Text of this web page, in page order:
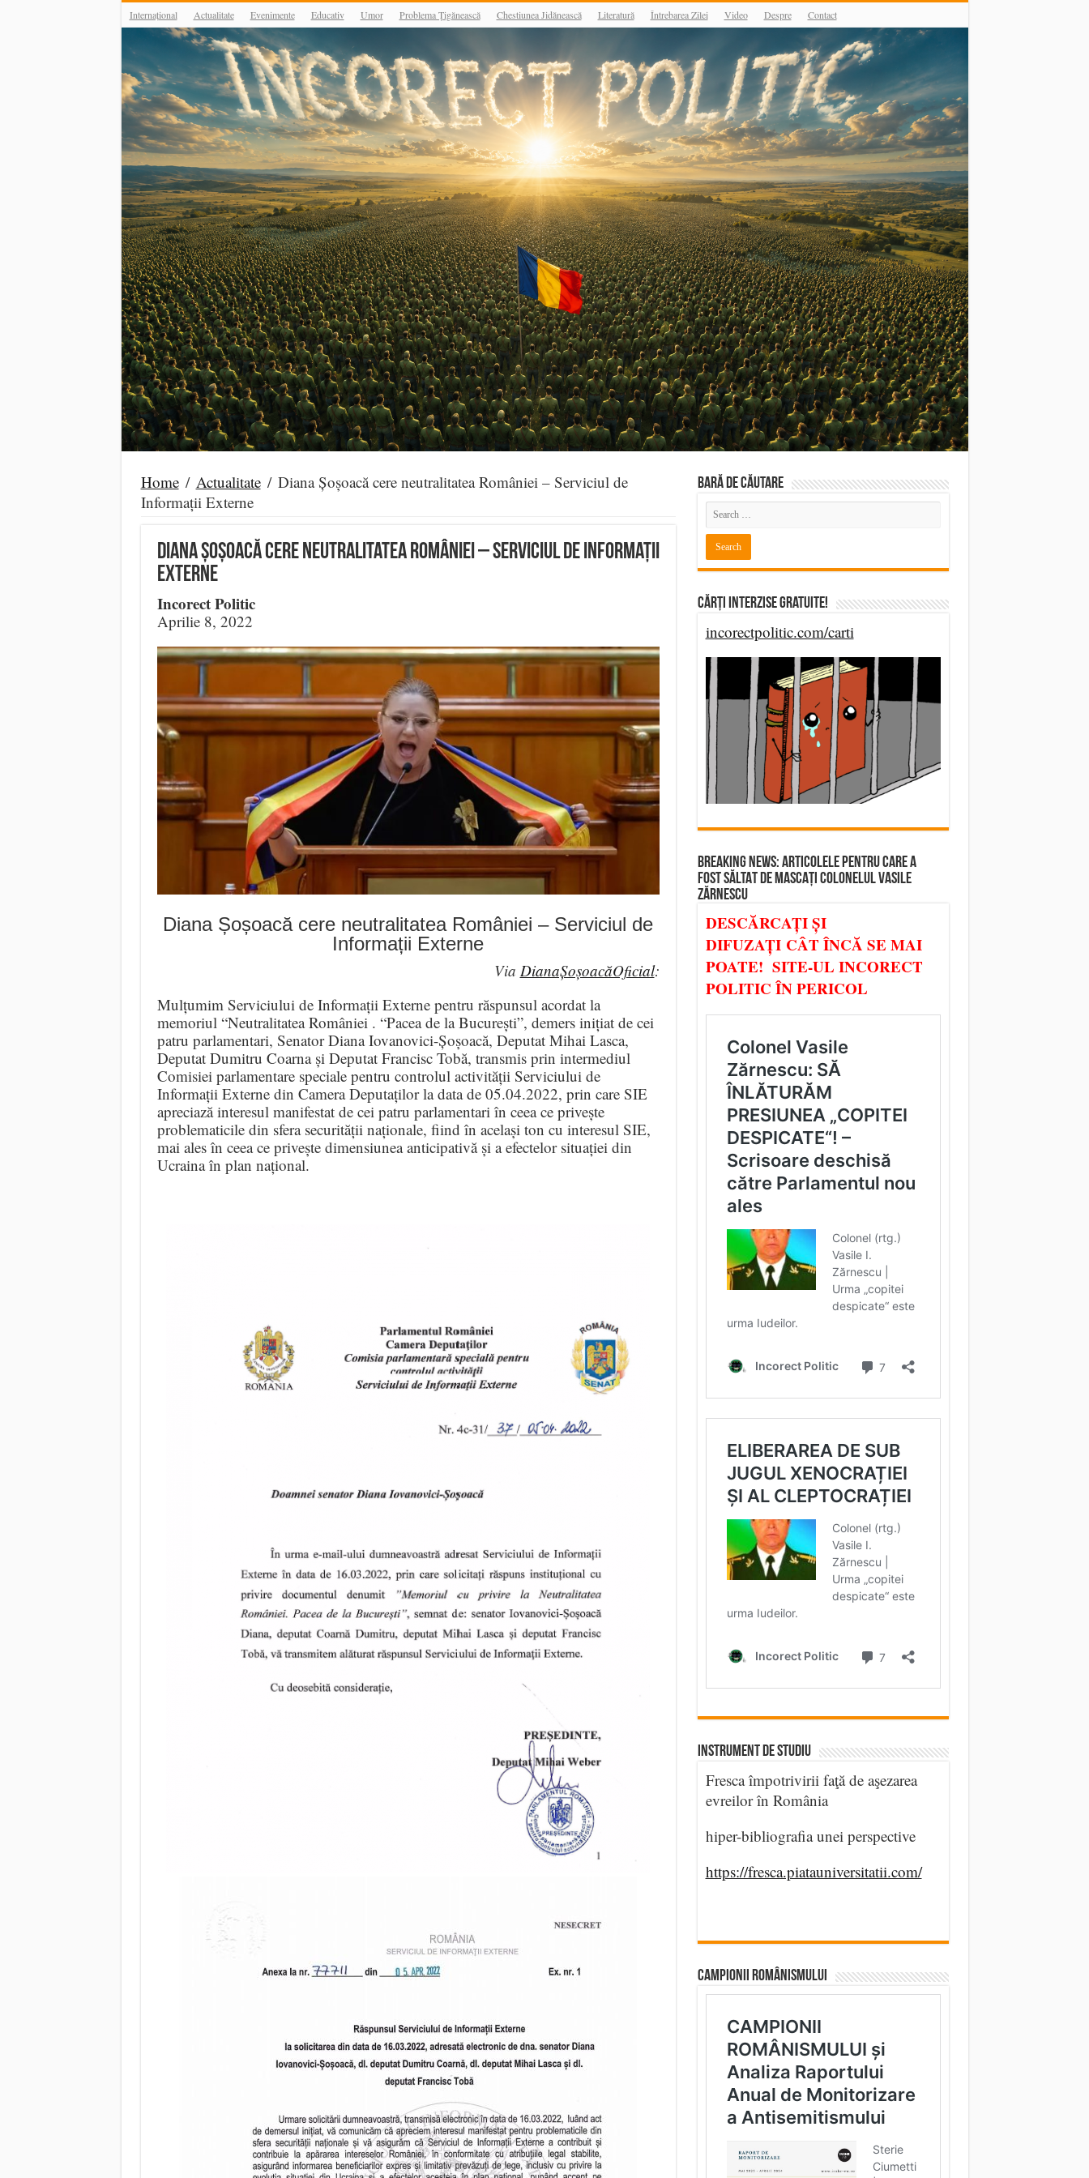
Internațional Actualitate Evenimente Educativ Umor Problema Țigănească Chestiunea Jidănească Literatură Întrebarea Zilei Video Despre Contact
Home / Actualitate / Diana Șoșoacă cere neutralitatea României – Serviciul de
Informații Externe
Diana Șoșoacă cere neutralitatea României – Serviciul de Informații
Externe
Incorect Politic
Aprilie 8, 2022
Diana Șoșoacă cere neutralitatea României – Serviciul de
Informații Externe
Via DianaȘoșoacăOficial:
Mulțumim Serviciului de Informații Externe pentru răspunsul acordat la
memoriul “Neutralitatea României . “Pacea de la București”, demers inițiat de cei
patru parlamentari, Senator Diana Iovanovici-Șoșoacă, Deputat Mihai Lasca,
Deputat Dumitru Coarna și Deputat Francisc Tobă, transmis prin intermediul
Comisiei parlamentare speciale pentru controlul activității Serviciului de
Informații Externe din Camera Deputaților la data de 05.04.2022, prin care SIE
apreciază interesul manifestat de cei patru parlamentari în ceea ce privește
problematicile din sfera securității naționale, fiind în același ton cu interesul SIE,
mai ales în ceea ce privește dimensiunea anticipativă și a efectelor situației din
Ucraina în plan național.
BARĂ DE CĂUTARE
Cărți Interzise Gratuite!
incorectpolitic.com/carti
BREAKING NEWS: ARTICOLELE PENTRU CARE A
FOST SĂLTAT DE MASCAȚI COLONELUL VASILE
ZĂRNESCU
DESCĂRCAȚI ȘI
DIFUZAȚI CÂT ÎNCĂ SE MAI
POATE! SITE-UL INCORECT
POLITIC ÎN PERICOL
INSTRUMENT DE STUDIU
Fresca împotrivirii faţă de aşezarea
evreilor în România
hiper-bibliografia unei perspective
https://fresca.piatauniversitatii.com/
CAMPIONII ROMÂNISMULUI